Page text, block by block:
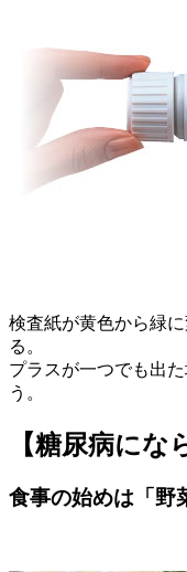
検査紙が黄色から緑
る。
プラスが一つでも出
う。
【糖尿病にな
食事の始めは「野